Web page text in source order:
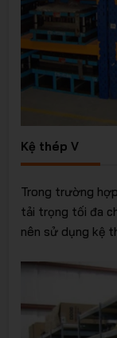
Kệ thép V
Trong trường
tải trọng tối đa
nên sử dụng kệ